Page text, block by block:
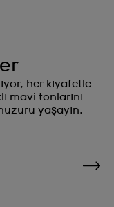
her kıyafetle
mavi tonlarını
yaşayın.